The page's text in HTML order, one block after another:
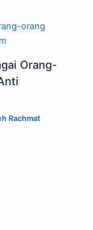
Orang-
Rachmat